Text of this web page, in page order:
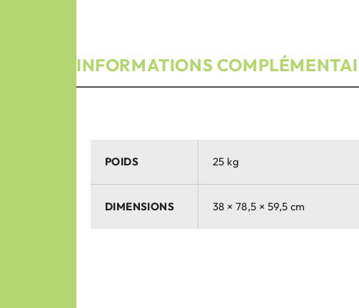
INFORMATIONS
POIDS 25 kg
DIMENSIONS 38 × 78,5 × 59,5 cm